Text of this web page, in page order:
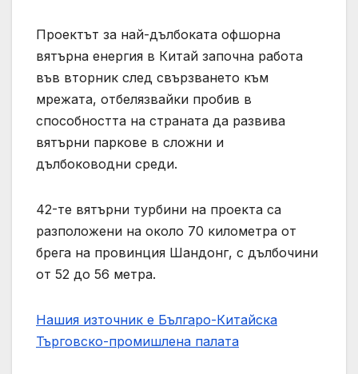
Проектът за най-дълбоката офшорна
вятърна енергия в Китай започна работа
във вторник след свързването към
мрежата, отбелязвайки пробив в
способността на страната да развива
вятърни паркове в сложни и
дълбоководни среди.
42-те вятърни турбини на проекта са
разположени на около 70 километра от
брега на провинция Шандонг, с дълбочини
от 52 до 56 метра.
Нашия източник е Българо-Китайска
Търговско-промишлена палaта